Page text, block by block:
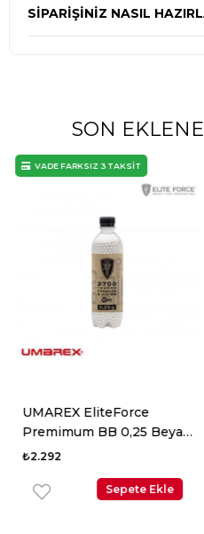
SIPARIŞINIZ NASIL
SON
UMAREX EliteForce
Premimum BB 0,25 Beyaz
2700 Adet
₺2.292
Sepete Ekle
VADE FARKSIZ 3 TAKSİT